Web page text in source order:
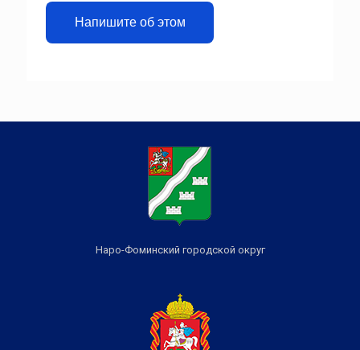
Напишите об этом
Наро-Фоминский городской округ